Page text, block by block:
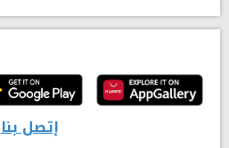
إتصل بنا